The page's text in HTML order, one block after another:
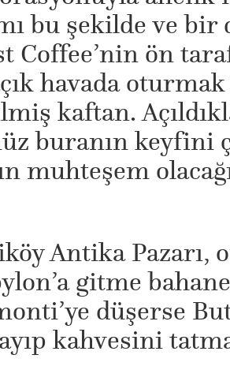
bu şekilde ve bir
Coffee’nin ön
havada
kaftan.
buranın keyfini
muhteşem
Antika Pazarı,
gitme
düşerse
kahvesini